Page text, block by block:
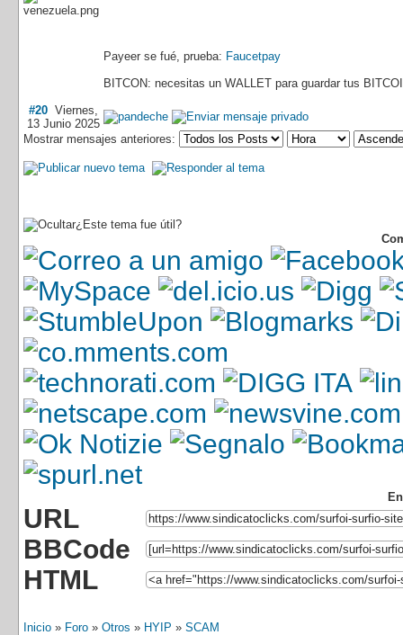
Payeer se fué, prueba: Faucetpay
BITCON: necesitas un WALLET para guardar tus
#20 Viernes,
13 Junio 2025
Mostrar mensajes anteriores:
¿Este tema fue útil?
URL
BBCode
HTML
Inicio » Foro » Otros » HYIP » SCAM